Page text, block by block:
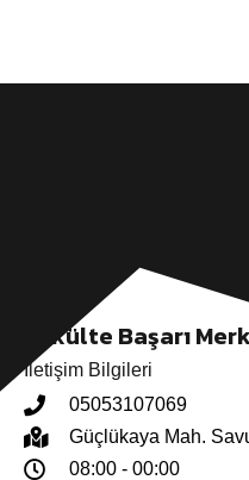
Fakülte Başarı
İletişim Bilgileri
05053107069
Güçlükaya Mah.
08:00 - 00:00